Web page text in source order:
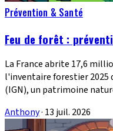
Prévention & Santé
Feu de forêt :
La France abrite 17,6
l'inventaire forestier
(IGN), un patrimoine
Anthony· 13 juil. 2026